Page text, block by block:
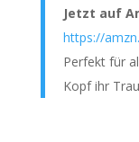
Jetzt auf
https://
Perfekt für
Kopf ihr